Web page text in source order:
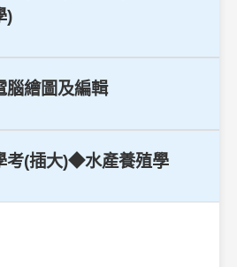
)
繪圖及編輯
考(插大)◆水產養殖學